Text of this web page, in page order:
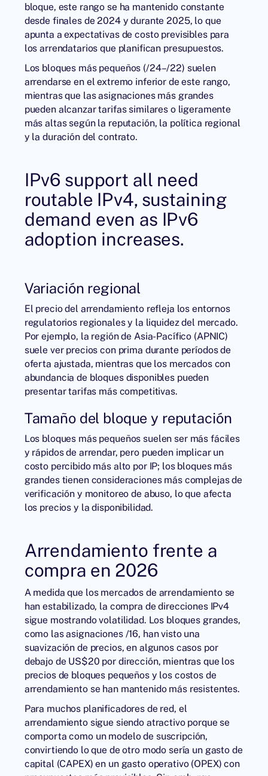
bloque, este rango se ha mantenido constante
desde finales de 2024 y durante 2025, lo que
apunta a expectativas de costo previsibles para
los arrendatarios que planifican presupuestos.
Los bloques más pequeños (/24–/22) suelen
arrendarse en el extremo inferior de este rango,
mientras que las asignaciones más grandes
pueden alcanzar tarifas similares o ligeramente
más altas según la reputación, la política regional
y la duración del contrato.
IPv6 support all need
routable IPv4, sustaining
demand even as IPv6
adoption increases.
Variación regional
El precio del arrendamiento refleja los entornos
regulatorios regionales y la liquidez del mercado.
Por ejemplo, la región de Asia-Pacífico (APNIC)
suele ver precios con prima durante períodos de
oferta ajustada, mientras que los mercados con
abundancia de bloques disponibles pueden
presentar tarifas más competitivas.
Tamaño del bloque y reputación
Los bloques más pequeños suelen ser más fáciles
y rápidos de arrendar, pero pueden implicar un
costo percibido más alto por IP; los bloques más
grandes tienen consideraciones más complejas de
verificación y monitoreo de abuso, lo que afecta
los precios y la disponibilidad.
Arrendamiento frente a
compra en 2026
A medida que los mercados de arrendamiento se
han estabilizado, la compra de direcciones IPv4
sigue mostrando volatilidad. Los bloques grandes,
como las asignaciones /16, han visto una
suavización de precios, en algunos casos por
debajo de US$20 por dirección, mientras que los
precios de bloques pequeños y los costos de
arrendamiento se han mantenido más resistentes.
Para muchos planificadores de red, el
arrendamiento sigue siendo atractivo porque se
comporta como un modelo de suscripción,
convirtiendo lo que de otro modo sería un gasto de
capital (CAPEX) en un gasto operativo (OPEX) con